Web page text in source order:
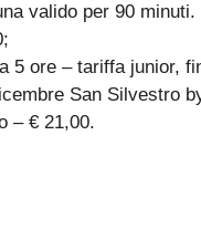
valido per 90
5 ore – tariffa junior,
San Silvestro
– € 21,00.